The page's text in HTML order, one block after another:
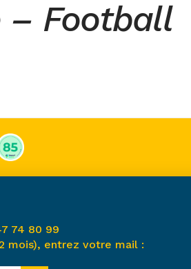
– Football
74 80 99
mois), entrez votre mail :